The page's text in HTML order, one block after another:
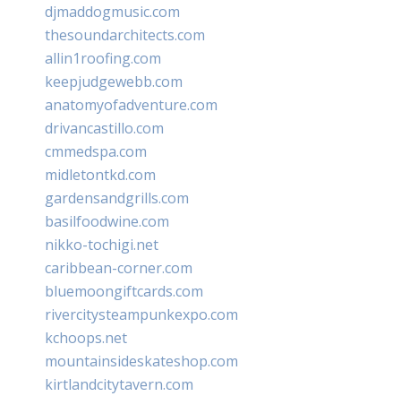
djmaddogmusic.com
thesoundarchitects.com
allin1roofing.com
keepjudgewebb.com
anatomyofadventure.com
drivancastillo.com
cmmedspa.com
midletontkd.com
gardensandgrills.com
basilfoodwine.com
nikko-tochigi.net
caribbean-corner.com
bluemoongiftcards.com
rivercitysteampunkexpo.com
kchoops.net
mountainsideskateshop.com
kirtlandcitytavern.com